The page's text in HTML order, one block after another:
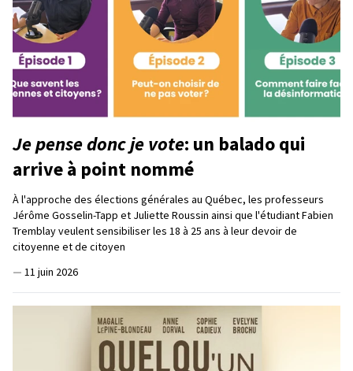
Je pense donc je vote: un balado qui
arrive à point nommé
À l'approche des élections générales au Québec, les professeurs
Jérôme Gosselin-Tapp et Juliette Roussin ainsi que l'étudiant Fabien
Tremblay veulent sensibiliser les 18 à 25 ans à leur devoir de
citoyenne et de citoyen
— 11 juin 2026